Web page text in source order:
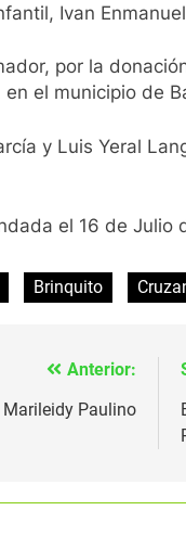
Ivan
por la
el municipio de
y Luis Yeral
el 16 de
Brinquito
Anterior:
Paulino